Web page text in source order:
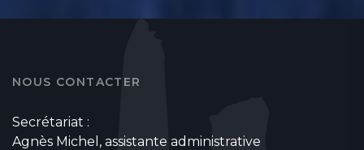
NOUS CONTACTER
Secrétariat :
Agnès Michel, assistante administrative